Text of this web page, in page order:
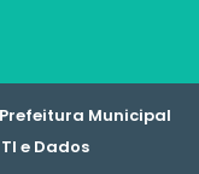
Municipal
e Dados